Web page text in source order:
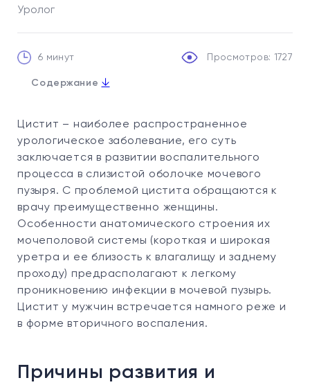
Уролог
6 минут Просмотров: 1727
Содержание ↓
3. Классификация заболевания
4. Симптомы цистита
5. Осложнения
7. Диагностика цистита
8. Лечение цистита
9. Прогноз и профилактика цистита
10. Сколько стоит диагностика и лечение
цистита
Цистит – наиболее распространенное
урологическое заболевание, его суть
заключается в развитии воспалительного
процесса в слизистой оболочке мочевого
пузыря. С проблемой цистита обращаются к
врачу преимущественно женщины.
Особенности анатомического строения их
мочеполовой системы (короткая и широкая
уретра и ее близость к влагалищу и заднему
проходу) предрасполагают к легкому
проникновению инфекции в мочевой пузырь.
Цистит у мужчин встречается намного реже и
в форме вторичного воспаления.
Причины развития и